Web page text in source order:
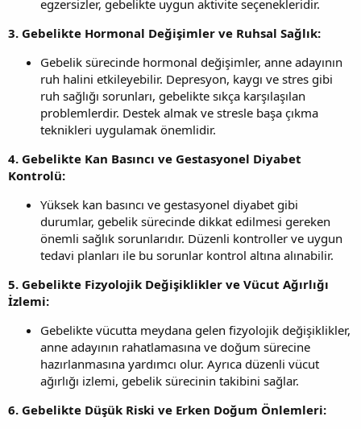
egzersizler, gebelikte uygun aktivite seçenekleridir.
3. Gebelikte Hormonal Değişimler ve Ruhsal Sağlık:
Gebelik sürecinde hormonal değişimler, anne adayının
ruh halini etkileyebilir. Depresyon, kaygı ve stres gibi
ruh sağlığı sorunları, gebelikte sıkça karşılaşılan
problemlerdir. Destek almak ve stresle başa çıkma
teknikleri uygulamak önemlidir.
4. Gebelikte Kan Basıncı ve Gestasyonel Diyabet
Kontrolü:
Yüksek kan basıncı ve gestasyonel diyabet gibi
durumlar, gebelik sürecinde dikkat edilmesi gereken
önemli sağlık sorunlarıdır. Düzenli kontroller ve uygun
tedavi planları ile bu sorunlar kontrol altına alınabilir.
5. Gebelikte Fizyolojik Değişiklikler ve Vücut Ağırlığı
İzlemi:
Gebelikte vücutta meydana gelen fizyolojik değişiklikler,
anne adayının rahatlamasına ve doğum sürecine
hazırlanmasına yardımcı olur. Ayrıca düzenli vücut
ağırlığı izlemi, gebelik sürecinin takibini sağlar.
6. Gebelikte Düşük Riski ve Erken Doğum Önlemleri: